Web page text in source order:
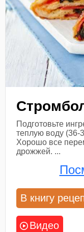
Подготовьте
теплую воду (36-
Хорошо все
дрожжей. ...
В книгу
Видео